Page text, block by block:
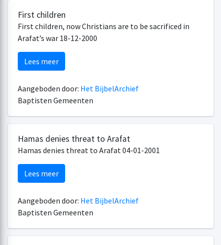
First children
First children, now Christians are to be sacrificed in
Arafat’s war 18-12-2000
Lees meer
Aangeboden door: Het BijbelArchief
Baptisten Gemeenten
Hamas denies threat to Arafat
Hamas denies threat to Arafat 04-01-2001
Lees meer
Aangeboden door: Het BijbelArchief
Baptisten Gemeenten